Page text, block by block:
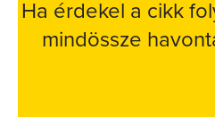
Ha érdekel a cikk
mindössze